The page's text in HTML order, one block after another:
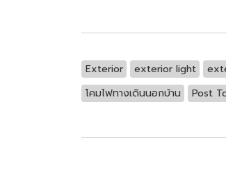
Exterior exterior light
โคมไฟทางเดินนอกบ้าน
Post